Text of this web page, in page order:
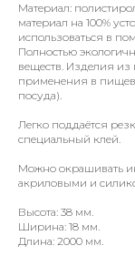
Материал:
материал на 100%
использоваться в
Полностью
веществ. Изделия
применения в
посуда).
Легко поддаётся
специальный клей.
Можно окрашивать
акриловыми и
Высота: 38 мм.
Ширина: 18 мм.
Длина: 2000 мм.